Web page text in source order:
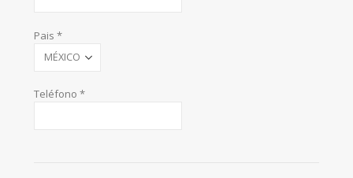
Pais *
Teléfono *